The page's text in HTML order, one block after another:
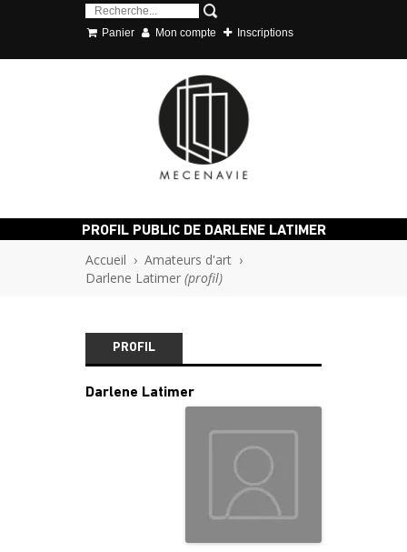
Panier Mon compte Inscriptions
PROFIL PUBLIC DE DARLENE LATIMER
Accueil › Amateurs d'art ›
Darlene Latimer (profil)
PROFIL
Darlene Latimer